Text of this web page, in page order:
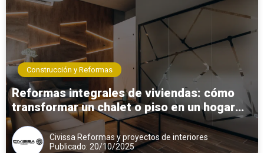
Construcción y Reformas
Reformas integrales de viviendas: cómo
transformar un chalet o piso en un hogar
moderno y funcional
Civissa Reformas y proyectos de interiores
Publicado: 20/10/2025